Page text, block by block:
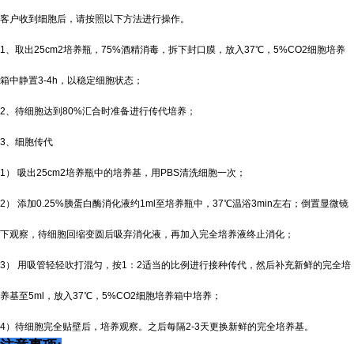
客户收到细胞后，请按照以下方法进行操作。
1、取出25cm2培养瓶，75%酒精消毒，拆下封口膜，放入37℃，5%CO2细胞培养
箱中静置3-4h，以稳定细胞状态；
2、待细胞达到80%汇合时准备进行传代培养；
3、细胞传代
1） 吸出25cm2培养瓶中的培养基，用PBS清洗细胞一次；
2） 添加0.25%胰蛋白酶消化液约1ml至培养瓶中，37℃温浴3min左右；倒置显微镜
下观察，待细胞回缩变圆后吸弃消化液，再加入完全培养液终止消化；
3） 用吸管轻轻吹打混匀，按1：2适当的比例进行接种传代，然后补充新鲜的完全培
养基至5ml，放入37℃，5%CO2细胞培养箱中培养；
4）待细胞完全贴壁后，培养观察。之后每隔2-3天更换新鲜的完全培养基。